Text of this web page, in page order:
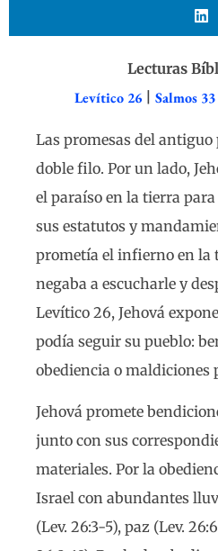
Lecturas
Levítico 26 Salmos 33
Las promesas del
doble filo. Por un lado,
el paraíso en la tierra
sus estatutos y
prometía el infierno en la
negaba a escucharle y
Levítico 26, Jehová
podía seguir su pueblo:
obediencia o maldiciones
Jehová promete
junto con sus
materiales. Por la
Israel con abundantes
(Lev. 26:3-5), paz (Lev.